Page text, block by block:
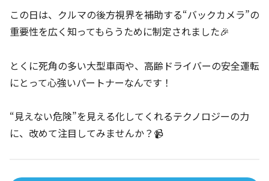
この日は、クルマの後方視界を補助する“バックカメラ”の
重要性を広く知ってもらうために制定されました🎉
とくに死角の多い大型車両や、高齢ドライバーの安全運転
にとって心強いパートナーなんです！
“見えない危険”を見える化してくれるテクノロジーの力
に、改めて注目してみませんか？📹